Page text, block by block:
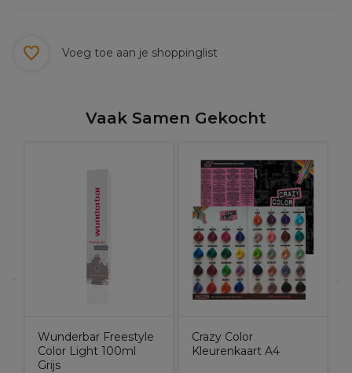
Voeg toe aan je shoppinglist
Vaak Samen Gekocht
Wunderbar Freestyle
Color Light 100ml
Grijs
Crazy Color
Kleurenkaart A4